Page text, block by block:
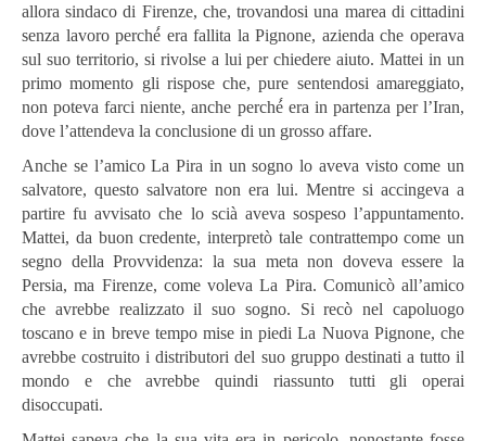
allora sindaco di Firenze, che, trovandosi una marea di cittadini
senza lavoro perché́ era fallita la Pignone, azienda che operava
sul suo territorio, si rivolse a lui per chiedere aiuto. Mattei in un
primo momento gli rispose che, pure sentendosi amareggiato,
non poteva farci niente, anche perché́ era in partenza per l’Iran,
dove l’attendeva la conclusione di un grosso affare.
Anche se l’amico La Pira in un sogno lo aveva visto come un
salvatore, questo salvatore non era lui. Mentre si accingeva a
partire fu avvisato che lo scià aveva sospeso l’appuntamento.
Mattei, da buon credente, interpretò tale contrattempo come un
segno della Provvidenza: la sua meta non doveva essere la
Persia, ma Firenze, come voleva La Pira. Comunicò all’amico
che avrebbe realizzato il suo sogno. Si recò nel capoluogo
toscano e in breve tempo mise in piedi La Nuova Pignone, che
avrebbe costruito i distributori del suo gruppo destinati a tutto il
mondo e che avrebbe quindi riassunto tutti gli operai
disoccupati.